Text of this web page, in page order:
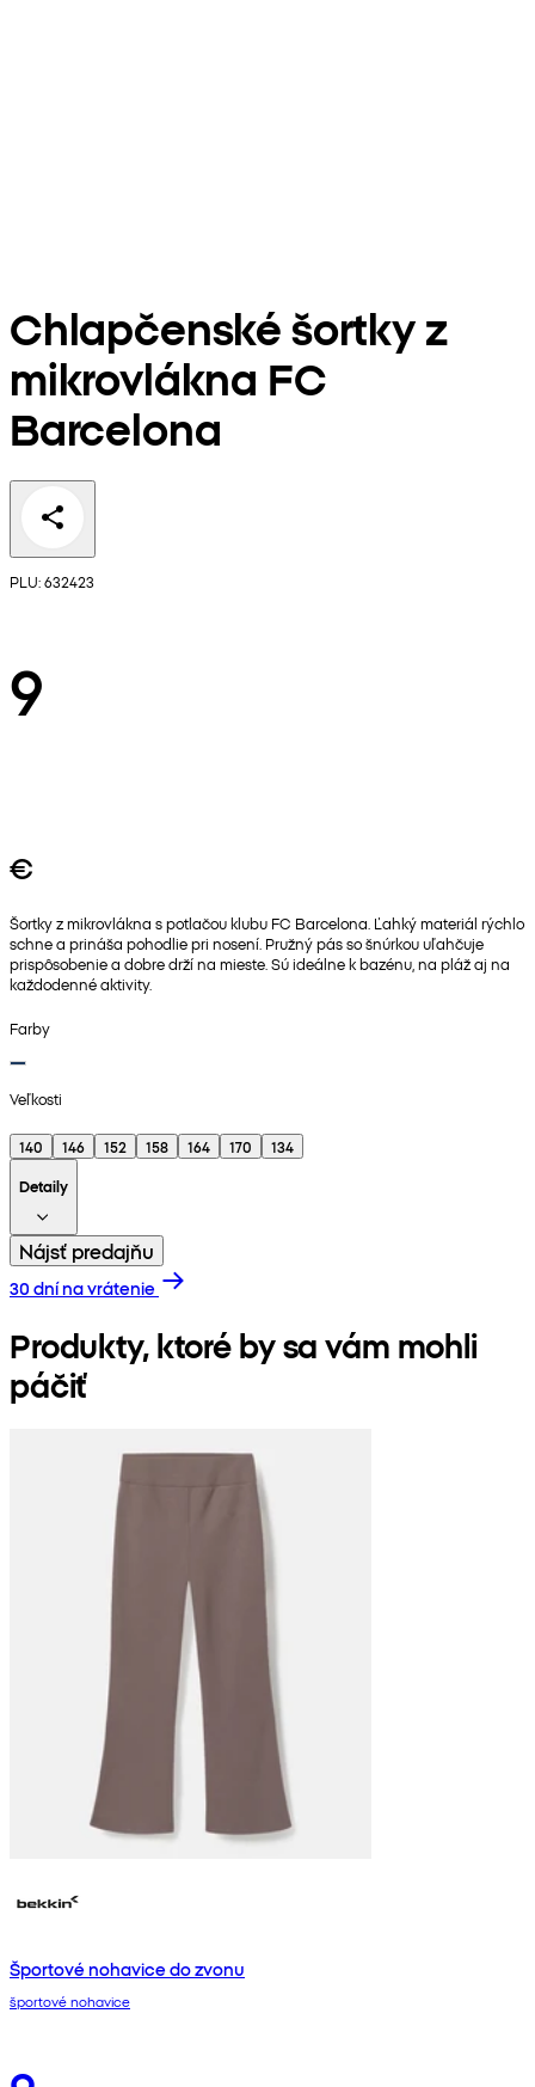
Chlapčenské šortky z
mikrovlákna FC
Barcelona
PLU: 632423
9
€
Šortky z mikrovlákna s potlačou klubu FC Barcelona. Ľahký materiál rýchlo
schne a prináša pohodlie pri nosení. Pružný pás so šnúrkou uľahčuje
prispôsobenie a dobre drží na mieste. Sú ideálne k bazénu, na pláž aj na
každodenné aktivity.
Farby
Veľkosti
140 146 152 158 164 170
134
Detaily
Nájsť predajňu
30 dní na vrátenie
Produkty, ktoré by sa vám mohli
páčiť
Športové nohavice do zvonu
športové nohavice